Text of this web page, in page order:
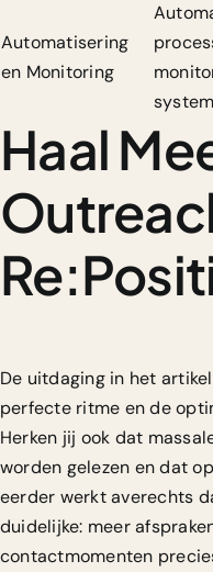
Automatisering
en Monitoring
Haal
De uitdaging in het
perfecte ritme en de
Herken jij ook dat
worden gelezen en dat
eerder werkt averechts
duidelijke: meer
contactmomenten